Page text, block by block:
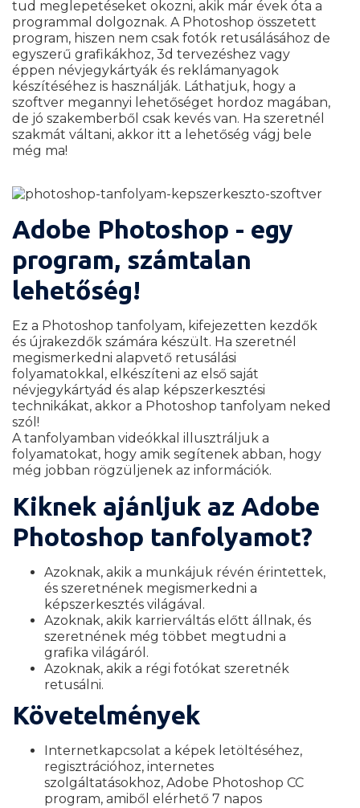
tud meglepetéseket okozni, akik már évek óta a
programmal dolgoznak. A Photoshop összetett
program, hiszen nem csak fotók retusálásához de
egyszerű grafikákhoz, 3d tervezéshez vagy
éppen névjegykártyák és reklámanyagok
készítéséhez is használják. Láthatjuk, hogy a
szoftver megannyi lehetőséget hordoz magában,
de jó szakemberből csak kevés van. Ha szeretnél
szakmát váltani, akkor itt a lehetőség vágj bele
még ma!
Adobe Photoshop - egy
program, számtalan
lehetőség!
Ez a Photoshop tanfolyam, kifejezetten kezdők
és újrakezdők számára készült. Ha szeretnél
megismerkedni alapvető retusálási
folyamatokkal, elkészíteni az első saját
névjegykártyád és alap képszerkesztési
technikákat, akkor a Photoshop tanfolyam neked
szól!
A tanfolyamban videókkal illusztráljuk a
folyamatokat, hogy amik segítenek abban, hogy
még jobban rögzüljenek az információk.
Kiknek ajánljuk az Adobe
Photoshop tanfolyamot?
Azoknak, akik a munkájuk révén érintettek,
és szeretnének megismerkedni a
képszerkesztés világával.
Azoknak, akik karrierváltás előtt állnak, és
szeretnének még többet megtudni a
grafika világáról.
Azoknak, akik a régi fotókat szeretnék
retusálni.
Követelmények
Internetkapcsolat a képek letöltéséhez,
regisztrációhoz, internetes
szolgáltatásokhoz, Adobe Photoshop CC
program, amiből elérhető 7 napos